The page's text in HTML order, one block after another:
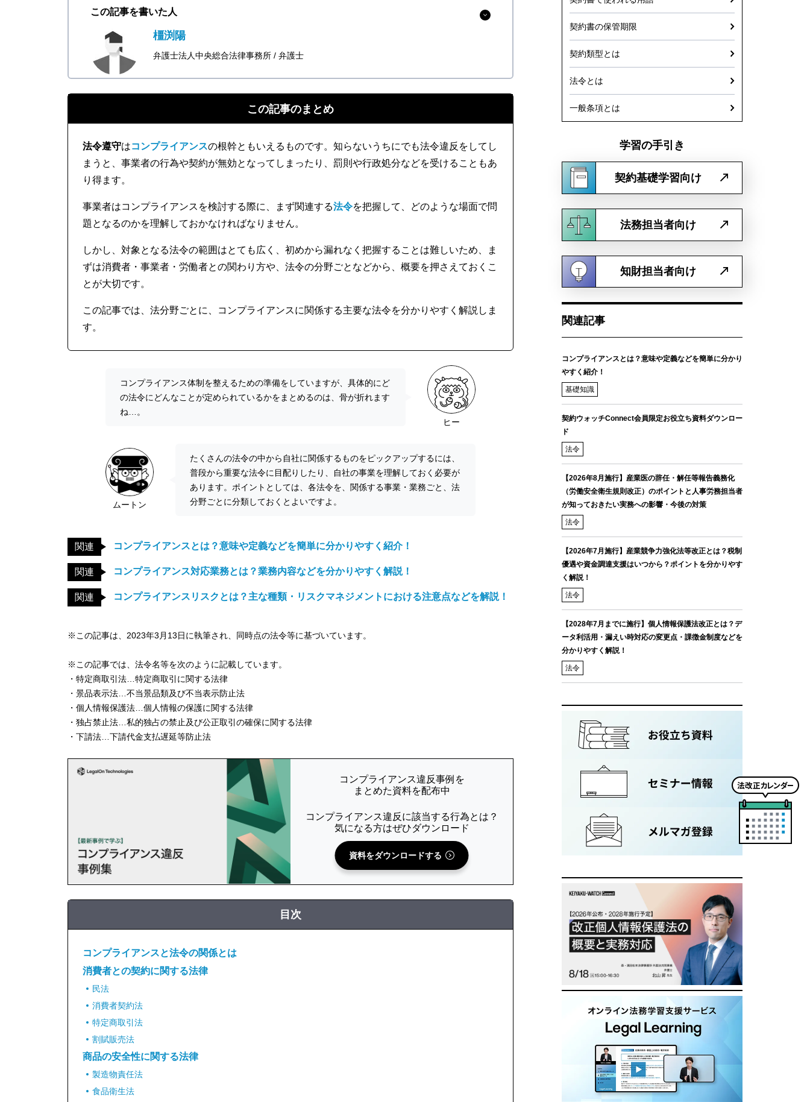
この記事を書いた人
橿渕陽
弁護士法人中央総合法律事務所 弁護士
この記事のまとめ
法令遵守はコンプライアンスの根幹ともいえるものです。知らないうちにでも法令違反をしてし
まうと、事業者の行為や契約が無効となってしまったり、罰則や行政処分などを受けることもあ
り得ます。
事業者はコンプライアンスを検討する際に、まず関連する法令を把握して、どのような場面で問
題となるのかを理解しておかなければなりません。
しかし、対象となる法令の範囲はとても広く、初めから漏れなく把握することは難しいため、ま
ずは消費者・事業者・労働者との関わり方や、法令の分野ごとなどから、概要を押さえておくこ
とが大切です。
この記事では、法分野ごとに、コンプライアンスに関係する主要な法令を分かりやすく解説しま
す。
ヒー
コンプライアンス体制を整えるための準備をしていますが、具体的にど
の法令にどんなことが定められているかをまとめるのは、骨が折れます
ね…。
ムートン
たくさんの法令の中から自社に関係するものをピックアップするには、
普段から重要な法令に目配りしたり、自社の事業を理解しておく必要が
あります。ポイントとしては、各法令を、関係する事業・業務ごと、法
分野ごとに分類しておくとよいですよ。
関連 コンプライアンスとは？意味や定義などを簡単に分かりやすく紹介！
関連 コンプライアンス対応業務とは？業務内容などを分かりやすく解説！
関連 コンプライアンスリスクとは？主な種類・リスクマネジメントにおける注意点などを解説！
※この記事は、2023年3月13日に執筆され、同時点の法令等に基づいています。
※この記事では、法令名等を次のように記載しています。
・特定商取引法…特定商取引に関する法律
・景品表示法…不当景品類及び不当表示防止法
・個人情報保護法…個人情報の保護に関する法律
・独占禁止法…私的独占の禁止及び公正取引の確保に関する法律
・下請法…下請代金支払遅延等防止法
コンプライアンス違反事例を
まとめた資料を配布中
コンプライアンス違反に該当する行為とは？
気になる方はぜひダウンロード
資料をダウンロードする
目次
コンプライアンスと法令の関係とは
消費者との契約に関する法律
民法
消費者契約法
特定商取引法
割賦販売法
商品の安全性に関する法律
製造物責任法
食品衛生法
契約書の保管期限
契約類型とは
法令とは
一般条項とは
学習の手引き
契約基礎学習向け
法務担当者向け
知財担当者向け
関連記事
コンプライアンスとは？意味や定義などを簡単に分かり
やすく紹介！
基礎知識
契約ウォッチConnect会員限定お役立ち資料ダウンロー
ド
法令
【2026年8月施行】産業医の辞任・解任等報告義務化
（労働安全衛生規則改正）のポイントと人事労務担当者
が知っておきたい実務への影響・今後の対策
法令
【2026年7月施行】産業競争力強化法等改正とは？税制
優遇や資金調達支援はいつから？ポイントを分かりやす
く解説！
法令
【2028年7月までに施行】個人情報保護法改正とは？デ
ータ利活用・漏えい時対応の変更点・課徴金制度などを
分かりやすく解説！
法令
法
改
ダ
ー
は
ち
ら